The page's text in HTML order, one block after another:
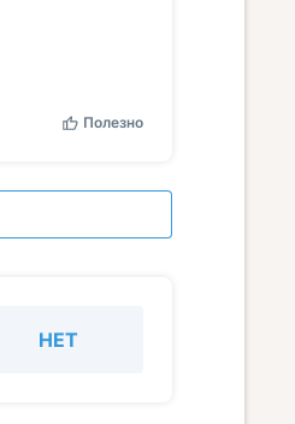
Полезно
НЕТ